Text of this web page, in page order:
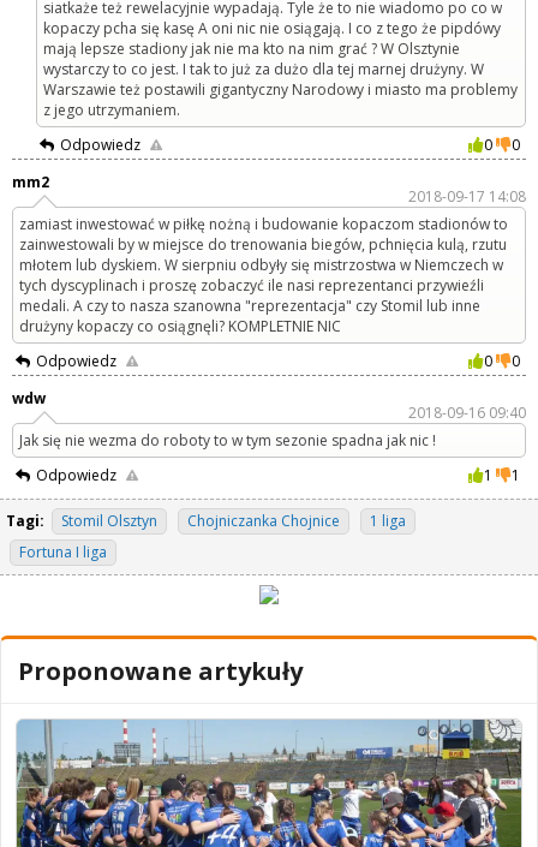
siatkaże też rewelacyjnie wypadają. Tyle że to nie wiadomo po co w
kopaczy pcha się kasę A oni nic nie osiągają. I co z tego że pipdówy
mają lepsze stadiony jak nie ma kto na nim grać ? W Olsztynie
wystarczy to co jest. I tak to już za dużo dla tej marnej drużyny. W
Warszawie też postawili gigantyczny Narodowy i miasto ma problemy
z jego utrzymaniem.
Odpowiedz
0
0
mm2
2018-09-17 14:08
zamiast inwestować w piłkę nożną i budowanie kopaczom stadionów to
zainwestowali by w miejsce do trenowania biegów, pchnięcia kulą, rzutu
młotem lub dyskiem. W sierpniu odbyły się mistrzostwa w Niemczech w
tych dyscyplinach i proszę zobaczyć ile nasi reprezentanci przywieźli
medali. A czy to nasza szanowna "reprezentacja" czy Stomil lub inne
drużyny kopaczy co osiągnęli? KOMPLETNIE NIC
Odpowiedz
0
0
wdw
2018-09-16 09:40
Jak się nie wezma do roboty to w tym sezonie spadna jak nic !
Odpowiedz
1 1
Tagi: Stomil Olsztyn Chojniczanka Chojnice
1 liga
Fortuna I liga
Proponowane artykuły